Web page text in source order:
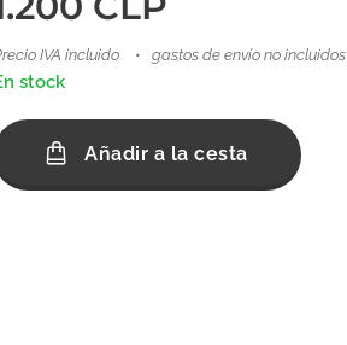
IVA incluido gastos de envío no incluidos
stock
Añadir a la cesta